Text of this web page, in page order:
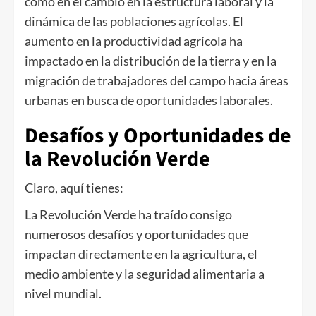
dinámica de las poblaciones agrícolas. El
aumento en la productividad agrícola ha
impactado en la distribución de la tierra y en la
migración de trabajadores del campo hacia áreas
urbanas en busca de oportunidades laborales.
Desafíos y Oportunidades de
la Revolución Verde
Claro, aquí tienes:
La Revolución Verde ha traído consigo
numerosos desafíos y oportunidades que
impactan directamente en la agricultura, el
medio ambiente y la seguridad alimentaria a
nivel mundial.